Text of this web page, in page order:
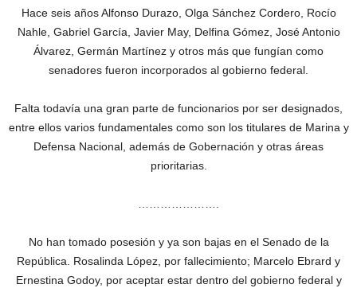
Hace seis años Alfonso Durazo, Olga Sánchez Cordero, Rocío
Nahle, Gabriel García, Javier May, Delfina Gómez, José Antonio
Álvarez, Germán Martínez y otros más que fungían como
senadores fueron incorporados al gobierno federal.
Falta todavía una gran parte de funcionarios por ser designados,
entre ellos varios fundamentales como son los titulares de Marina y
Defensa Nacional, además de Gobernación y otras áreas
prioritarias.
No han tomado posesión y ya son bajas en el Senado de la
República. Rosalinda López, por fallecimiento; Marcelo Ebrard y
Ernestina Godoy, por aceptar estar dentro del gobierno federal y